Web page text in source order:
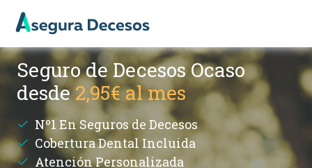
Seguro de Decesos Ocaso
desde2,95€ al mes
Nº1 En Seguros de Decesos
Cobertura Dental Incluida
Atención Personalizada